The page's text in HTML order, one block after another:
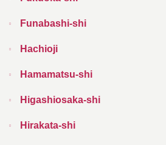
Funabashi-shi
Hachioji
Hamamatsu-shi
Higashiosaka-shi
Hirakata-shi